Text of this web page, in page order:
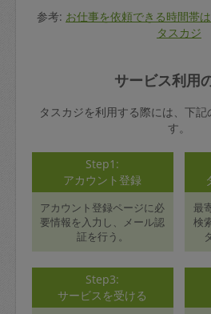
参考: お仕事を依頼できる時間帯
タスカジ
サービス利用
タスカジを利用する際には、下
す。
Step1:
アカウント登録
アカウント登録ページに必
要情報を入力し、メール認
証を行う。
最
検
Step3:
サービスを受ける